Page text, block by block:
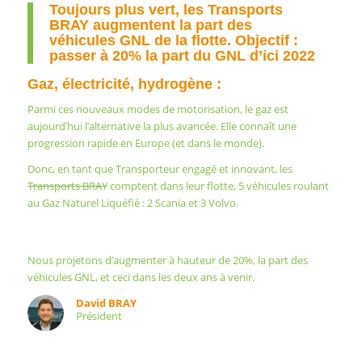
Toujours plus vert, les Transports
BRAY augmentent la part des
véhicules GNL de la flotte. Objectif :
passer à 20% la part du GNL d’ici 2022
Gaz, électricité, hydrogène :
Parmi ces nouveaux modes de motorisation, le gaz est
aujourd’huil’alternative la plus avancée. Elle connaît une
progression rapide en Europe (et dans le monde).
Donc, en tant que Transporteur engagé et innovant, les
Transports BRAYcomptent dans leur flotte, 5 véhicules roulant
au Gaz Naturel Liquéfié : 2Scaniaet 3Volvo.
Nous projetons d’augmenter à hauteur de 20%, la part des
véhiculesGNL, et ceci dans les deux ans à venir.
David BRAY
Président